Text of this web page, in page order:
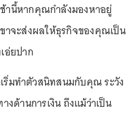
านี้หากคุณกำลังมองหาอยู่
าจะส่งผลให้ธุรกิจของคุณเป็น
อ่ยปาก
ริ่มทำตัวสนิทสนมกับคุณ ระวัง
งด้านการเงิน ถึงแม้ว่าเป็น